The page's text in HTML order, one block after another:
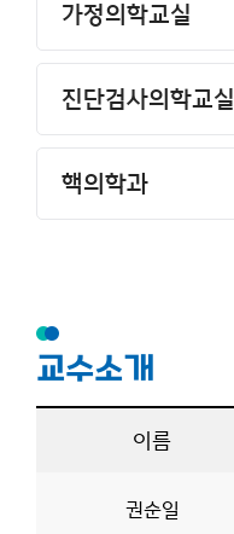
가정의학교실
진단검사의학교실
핵의학과
교수소개
이름
권순일